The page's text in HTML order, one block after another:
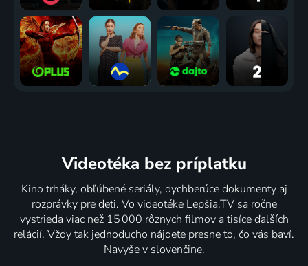
Videotéka bez príplatku
Kino trháky, obľúbené seriály, dychberúce dokumenty aj
rozprávky pre deti. Vo videotéke Lepšia.TV sa ročne
vystrieda viac než 15 000 rôznych filmov a tisíce ďalších
relácií. Vždy tak jednoducho nájdete presne to, čo vás baví.
Navyše v slovenčine.